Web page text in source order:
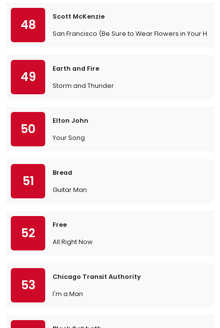
48
Scott McKenzie
San Francisco (Be Sure to Wear Flowers in Your Hair)
49
Earth and Fire
Storm and Thunder
50
Elton John
Your Song
51
Bread
Guitar Man
52
Free
All Right Now
53
Chicago Transit Authority
I'm a Man